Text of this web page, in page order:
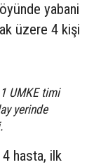
yabani
üzere 4 kişi
UMKE timi
yerinde
hasta, ilk